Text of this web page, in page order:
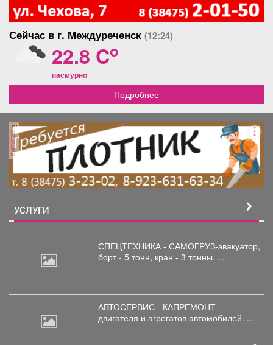
Сейчас в г. Междуреченск (12:24)
22.8 Co
пасмурно
Подробнее
реклама
УСЛУГИ
СПЕЦТЕХНИКА - САМОГРУЗ-эвакуатор,
борт - 5 тонн, кран - 3 тонны. ...
АВТОСЕРВИС - КАПРЕМОНТ
двигателя и агрегатов автомобилей. ...